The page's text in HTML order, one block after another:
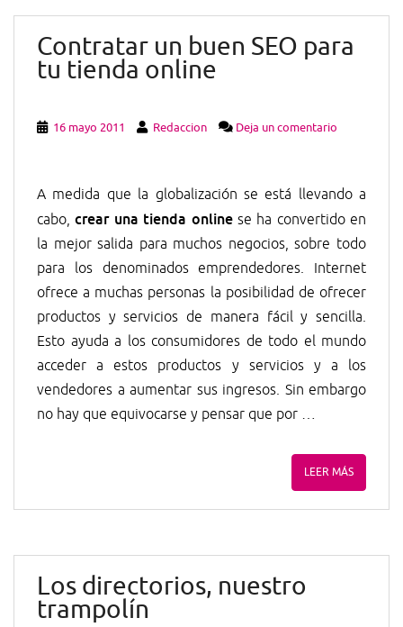
Contratar un buen SEO para
tu tienda online
16 mayo 2011 Redaccion Deja un comentario
A medida que la globalización se está llevando a
cabo,crear una tienda onlinese ha convertido en
la mejor salida para muchos negocios, sobre todo
para los denominados emprendedores. Internet
ofrece a muchas personas la posibilidad de ofrecer
productos y servicios de manera fácil y sencilla.
Esto ayuda a los consumidores de todo el mundo
acceder a estos productos y servicios y a los
vendedores a aumentar sus ingresos. Sin embargo
no hay que equivocarse y pensar que por …
LEER MÁS
Los directorios, nuestro
trampolín